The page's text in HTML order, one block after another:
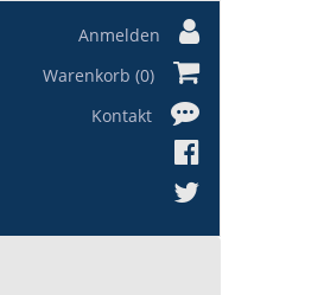
Anmelden
Warenkorb (0)
Kontakt